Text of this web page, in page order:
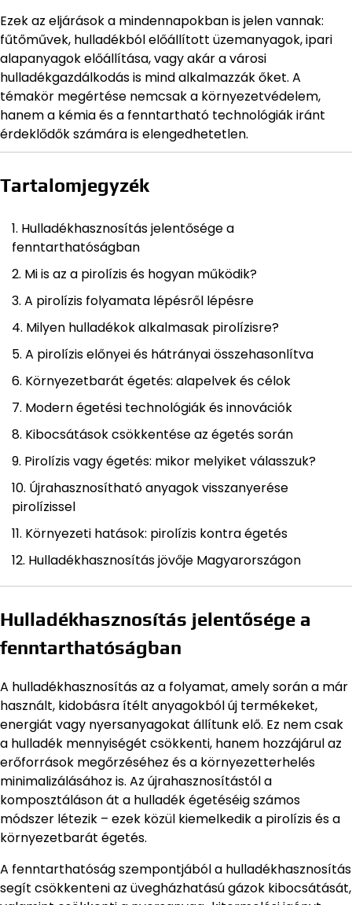
Ezek az eljárások a mindennapokban is jelen vannak:
fűtőművek, hulladékból előállított üzemanyagok, ipari
alapanyagok előállítása, vagy akár a városi
hulladékgazdálkodás is mind alkalmazzák őket. A
témakör megértése nemcsak a környezetvédelem,
hanem a kémia és a fenntartható technológiák iránt
érdeklődők számára is elengedhetetlen.
Tartalomjegyzék
Hulladékhasznosítás jelentősége a
fenntarthatóságban
Mi is az a pirolízis és hogyan működik?
A pirolízis folyamata lépésről lépésre
Milyen hulladékok alkalmasak pirolízisre?
A pirolízis előnyei és hátrányai összehasonlítva
Környezetbarát égetés: alapelvek és célok
Modern égetési technológiák és innovációk
Kibocsátások csökkentése az égetés során
Pirolízis vagy égetés: mikor melyiket válasszuk?
Újrahasznosítható anyagok visszanyerése
pirolízissel
Környezeti hatások: pirolízis kontra égetés
Hulladékhasznosítás jövője Magyarországon
Hulladékhasznosítás jelentősége a
fenntarthatóságban
A hulladékhasznosítás az a folyamat, amely során a már
használt, kidobásra ítélt anyagokból új termékeket,
energiát vagy nyersanyagokat állítunk elő. Ez nem csak
a hulladék mennyiségét csökkenti, hanem hozzájárul az
erőforrások megőrzéséhez és a környezetterhelés
minimalizálásához is. Az újrahasznosítástól a
komposztáláson át a hulladék égetéséig számos
módszer létezik – ezek közül kiemelkedik a pirolízis és a
környezetbarát égetés.
A fenntarthatóság szempontjából a hulladékhasznosítás
segít csökkenteni az üvegházhatású gázok kibocsátását,